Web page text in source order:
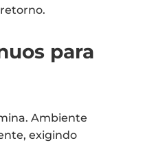
para
Ambiente
exigindo